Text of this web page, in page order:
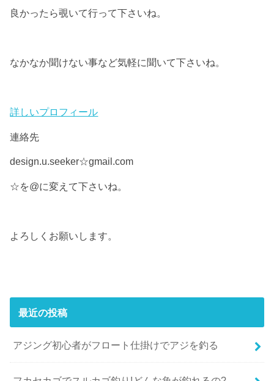
良かったら覗いて行って下さいね。
なかなか聞けない事など気軽に聞いて下さいね。
詳しいプロフィール
連絡先
design.u.seeker☆gmail.com
☆を@に変えて下さいね。
よろしくお願いします。
最近の投稿
アジング初心者がフロート仕掛けでアジを釣る